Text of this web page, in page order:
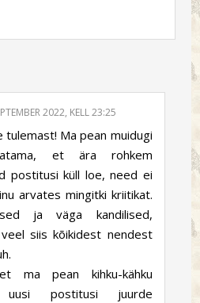
2022, KELL 23:25
tulemast! Ma pean muidugi
et ära rohkem
postitusi küll loe, need ei
arvates mingitki kriitikat.
ja väga kandilised,
siis kõikidest nendest
ma pean kihku-kähku
uusi postitusi juurde